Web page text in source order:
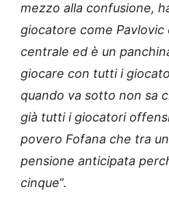
mezzo alla confusione,
giocatore come Pavlovic
centrale ed è un
giocare con tutti i
quando va sotto non sa
già tutti i giocatori
povero Fofana che tra un
pensione anticipata
cinque”.